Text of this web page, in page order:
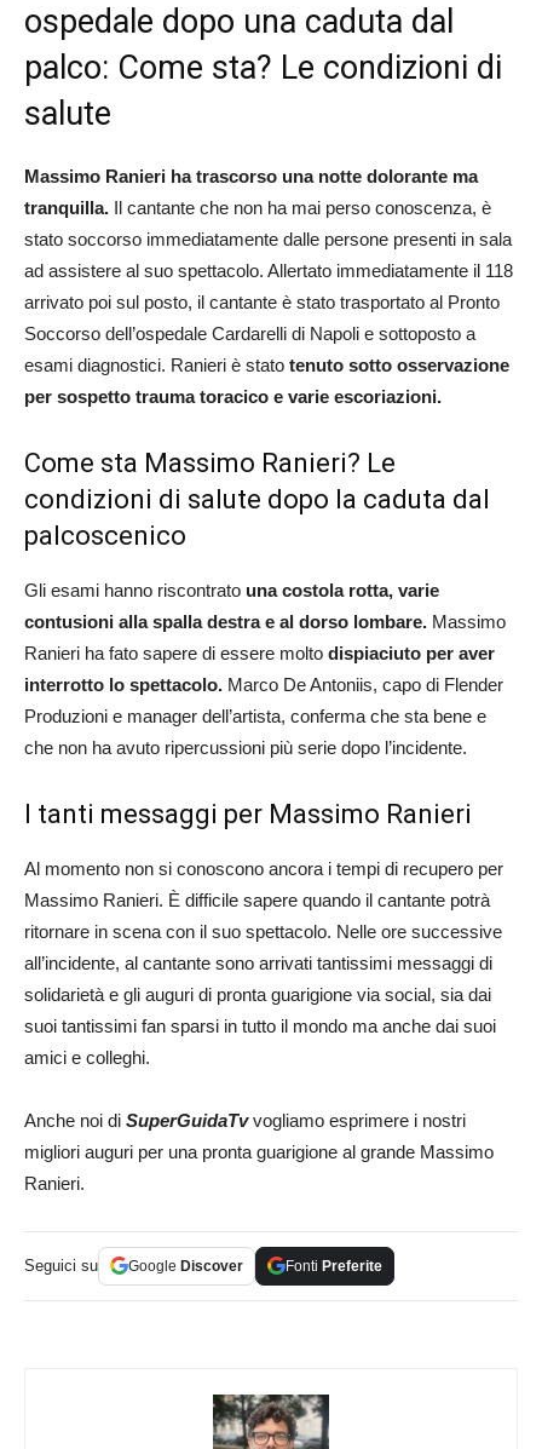
ospedale dopo una caduta dal
palco: Come sta? Le condizioni di
salute
Massimo Ranieri ha trascorso una notte dolorante ma
tranquilla. Il cantante che non ha mai perso conoscenza, è
stato soccorso immediatamente dalle persone presenti in sala
ad assistere al suo spettacolo. Allertato immediatamente il 118
arrivato poi sul posto, il cantante è stato trasportato al Pronto
Soccorso dell’ospedale Cardarelli di Napoli e sottoposto a
esami diagnostici. Ranieri è stato tenuto sotto osservazione
per sospetto trauma toracico e varie escoriazioni.
Come sta Massimo Ranieri? Le
condizioni di salute dopo la caduta dal
palcoscenico
Gli esami hanno riscontrato una costola rotta, varie
contusioni alla spalla destra e al dorso lombare. Massimo
Ranieri ha fato sapere di essere molto dispiaciuto per aver
interrotto lo spettacolo. Marco De Antoniis, capo di Flender
Produzioni e manager dell’artista, conferma che sta bene e
che non ha avuto ripercussioni più serie dopo l’incidente.
I tanti messaggi per Massimo Ranieri
Al momento non si conoscono ancora i tempi di recupero per
Massimo Ranieri. È difficile sapere quando il cantante potrà
ritornare in scena con il suo spettacolo. Nelle ore successive
all’incidente, al cantante sono arrivati tantissimi messaggi di
solidarietà e gli auguri di pronta guarigione via social, sia dai
suoi tantissimi fan sparsi in tutto il mondo ma anche dai suoi
amici e colleghi.
Anche noi di SuperGuidaTvvogliamo esprimere i nostri
migliori auguri per una pronta guarigione al grande Massimo
Ranieri.
Seguici su Google Discover Fonti Preferite